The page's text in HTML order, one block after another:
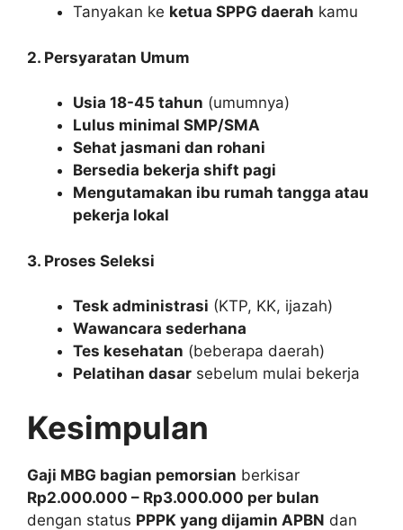
Tanyakan ke ketua SPPG daerah kamu
2. Persyaratan Umum
Usia 18-45 tahun (umumnya)
Lulus minimal SMP/SMA
Sehat jasmani dan rohani
Bersedia bekerja shift pagi
Mengutamakan ibu rumah tangga atau
pekerja lokal
3. Proses Seleksi
Tesk administrasi (KTP, KK, ijazah)
Wawancara sederhana
Tes kesehatan (beberapa daerah)
Pelatihan dasar sebelum mulai bekerja
Kesimpulan
Gaji MBG bagian pemorsian berkisar
Rp2.000.000 – Rp3.000.000 per bulan
dengan status PPPK yang dijamin APBN dan